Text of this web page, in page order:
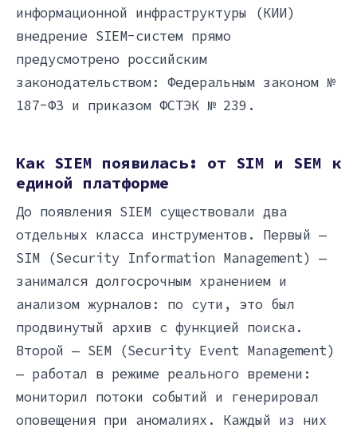
информационной инфраструктуры (КИИ)
внедрение SIEM-систем прямо
предусмотрено российским
законодательством: Федеральным законом №
187-ФЗ и приказом ФСТЭК № 239.
Как SIEM появилась: от SIM и SEM к
единой платформе
До появления SIEM существовали два
отдельных класса инструментов. Первый —
SIM (Security Information Management) —
занимался долгосрочным хранением и
анализом журналов: по сути, это был
продвинутый архив с функцией поиска.
Второй — SEM (Security Event Management)
— работал в режиме реального времени:
мониторил потоки событий и генерировал
оповещения при аномалиях. Каждый из них